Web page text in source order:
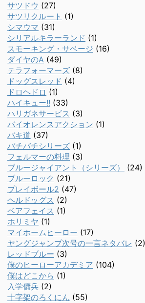
サツドウ (27)
サツリクルート (1)
シマウマ (31)
シリアルキラーランド (1)
スモーキング・サベージ (16)
ダイヤのA (49)
テラフォーマーズ (8)
ドッグスレッド (4)
ドロヘドロ (1)
ハイキュー!! (33)
ハリガネサービス (3)
バイオレンスアクション (1)
バキ道 (37)
バチバチシリーズ (1)
フェルマーの料理 (3)
ブルージャイアント（シリーズ）
(24)
ブルーロック (21)
プレイボール2 (47)
ヘルドッグス (2)
ベアフェイス (1)
ホリミヤ (1)
マイホームヒーロー (17)
ヤングジャンプ次号の一言ネタバレ (2)
レッドブルー (3)
僕のヒーローアカデミア (104)
僕はどこから (1)
入学傭兵 (2)
十字架のろくにん (55)